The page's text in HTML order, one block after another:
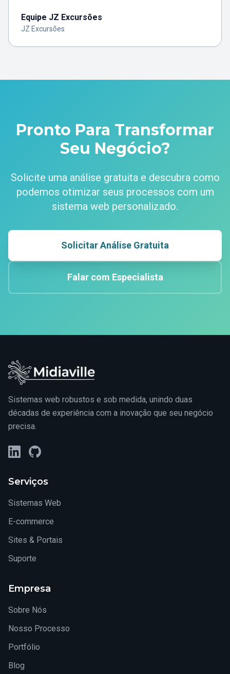
Equipe JZ Excursões
JZ Excursões
Pronto Para Transformar
Seu Negócio?
Solicite uma análise gratuita e descubra como
podemos otimizar seus processos com um
sistema web personalizado.
Solicitar Análise Gratuita
Falar com Especialista
Sistemas web robustos e sob medida, unindo duas
décadas de experiência com a inovação que seu negócio
precisa.
LinkedInGitHub
Serviços
Sistemas Web
E-commerce
Sites & Portais
Suporte
Empresa
Sobre Nós
Nosso Processo
Portfólio
Blog